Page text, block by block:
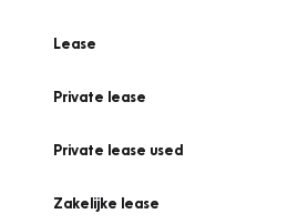
Lease
Private lease
Private lease used
Zakelijke lease